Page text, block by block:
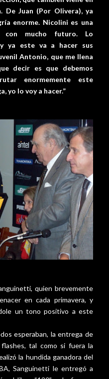
De Juan (Por Olivera), ya
enorme. Nicolini es una
con mucho futuro. Lo
ya este va a hacer sus
Antonio, que me llena
decir es que debemos
enormemente este
yo lo voy a hacer.”
quien brevemente
en cada primavera, y
un tono positivo a este
esperaban, la entrega de
tal como si fuera la
la hundida ganadora del
Sanguinetti le entregó a